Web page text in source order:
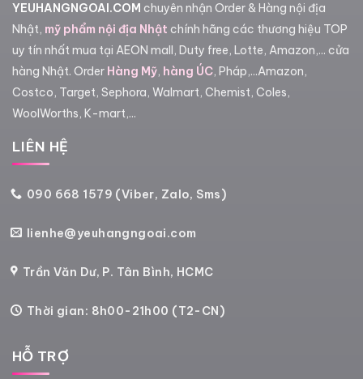
YEUHANGNGOAI.COM chuyên nhận Order & Hàng nội địa
Nhật, mỹ phẩm nội địa Nhật chính hãng các thương hiệu TOP
uy tín nhất mua tại AEON mall, Duty free, Lotte, Amazon,... cửa
hàng Nhật. Order Hàng Mỹ, hàng ÚC, Pháp,...Amazon,
Costco, Target, Sephora, Walmart, Chemist, Coles,
WoolWorths, K-mart,...
LIÊN HỆ
090 668 1579 (Viber, Zalo, Sms)
lienhe@yeuhangngoai.com
Trần Văn Dư, P. Tân Bình, HCMC
Thời gian: 8h00-21h00 (T2-CN)
HỖ TRỢ